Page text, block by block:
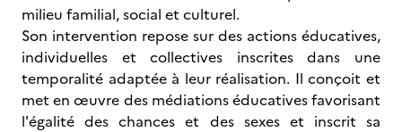
milieu familial, social et culturel.
Son intervention repose sur des actions éducatives,
individuelles et collectives inscrites dans une
temporalité adaptée à leur réalisation. Il conçoit et
met en œuvre des médiations éducatives favorisant
l'égalité des chances et des sexes et inscrit sa